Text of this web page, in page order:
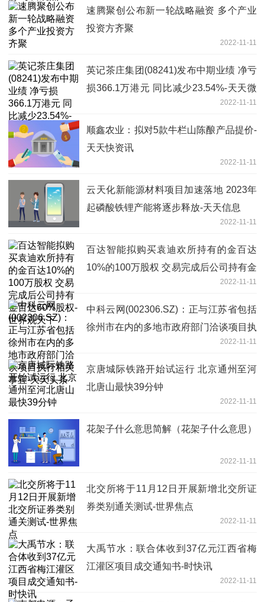
速腾聚创公布新一轮战略融资 多个产业
投资方齐聚
2022-11-11
英记茶庄集团(08241)发布中期业绩 净亏
损366.1万港元 同比减少23.54%-天天微
2022-11-11
顺鑫农业：拟对5款牛栏山陈酿产品提价-
天天快资讯
2022-11-11
云天化新能源材料项目加速落地 2023年
起磷酸铁锂产能将逐步释放-天天信息
2022-11-11
百达智能拟购买袁迪欢所持有的金百达
10%的100万股权 交易完成后公司持有金
2022-11-11
中科云网(002306.SZ)：正与江苏省包括
徐州市在内的多地市政府部门洽谈项目执
2022-11-11
京唐城际铁路开始试运行 北京通州至河
北唐山最快39分钟
2022-11-11
花架子什么意思简解（花架子什么意思）
2022-11-11
北交所将于11月12日开展新增北交所证
券类别通关测试-世界焦点
2022-11-11
大禹节水：联合体收到37亿元江西省梅
江灌区项目成交通知书-时快讯
2022-11-11